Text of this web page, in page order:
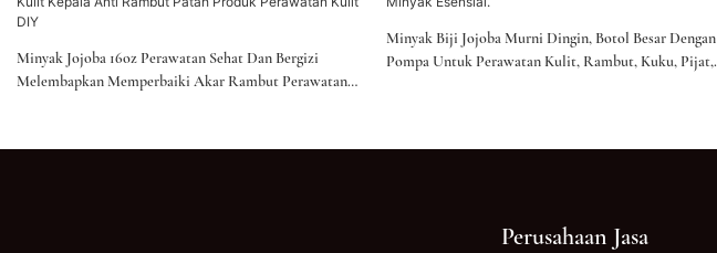
Minyak Jojoba 16oz Perawatan Sehat Dan Bergizi
Melembapkan Memperbaiki Akar Rambut Perawatan
Minyak Biji Jojoba Murni Dingin, Botol Besar Dengan
Pompa Untuk Perawatan Kulit, Rambut, Kuku, Pijat,
Perusahaan Jasa